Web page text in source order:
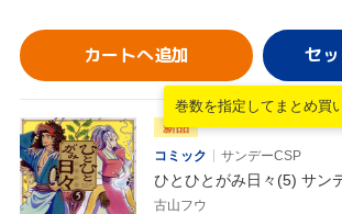
カートへ追加
巻数を指定して まとめ買
新品
コミック
サンデーCSP
ひとひとがみ日々(5) サン
古山フウ